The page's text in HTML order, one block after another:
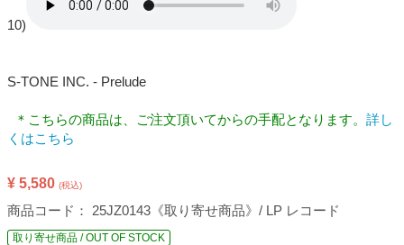
10)
S-TONE INC. - Prelude
＊こちらの商品は、ご注文頂いてからの手配となります。 詳し
くはこちら
¥ 5,580 (税込)
商品コード： 25JZ0143《取り寄せ商品》/ LP レコード
取り寄せ商品 / OUT OF STOCK